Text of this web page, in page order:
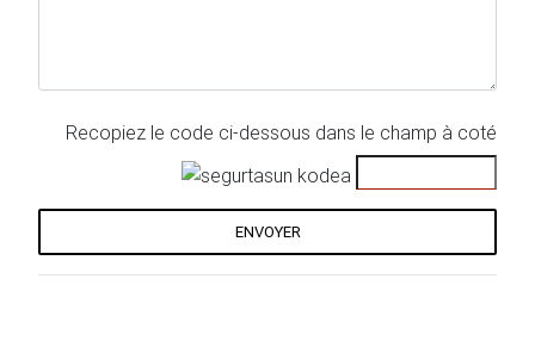
Recopiez le code ci-dessous dans le champ à coté
ENVOYER